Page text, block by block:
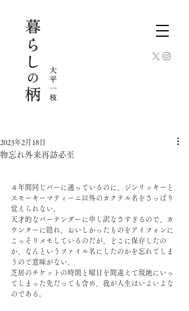
物忘れ外来再訪必至
2023年2月18日
４年間同じバーに通っているのに、ジンリッキーと
スモーキーマティーニ以外のカクテル名をさっぱり
覚えられない。
天才的なバーテンダーに申し訳なさすぎるので、カ
ウンターに隠れ、おいしかったものをアイフォンに
こっそりメモしているのだが、どこに保存したの
か、なんというファイル名にしたのかを忘れてしま
うので意味がない。
芝居のチケットの時間と曜日を間違えて現地にいっ
てしまった先だっても含め、我が人生はいよいよな
のである。